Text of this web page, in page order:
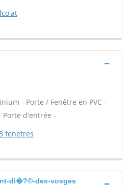
- Porte / Fenêtre en PVC -
Porte d'entrée -
fenetres
di�?©-des-vosges